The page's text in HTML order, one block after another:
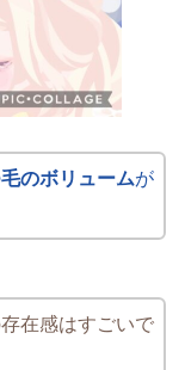
のボリュームが
存在感はすごいで